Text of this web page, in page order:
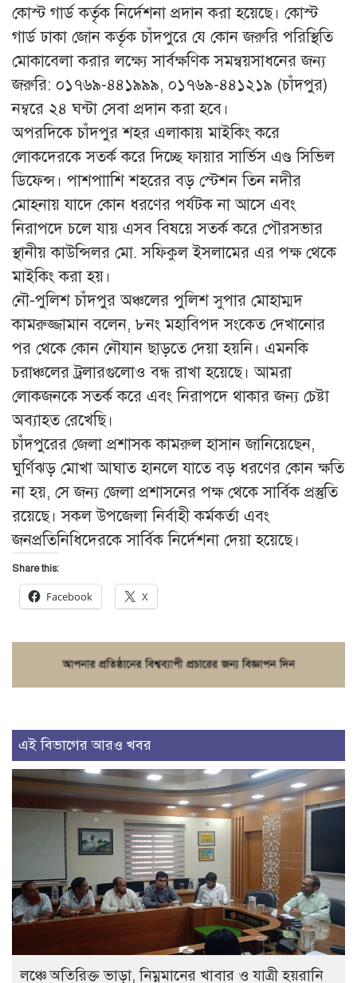
কোস্ট গার্ড কর্তৃক নির্দেশনা প্রদান করা হয়েছে। কোস্ট
গার্ড ঢাকা জোন কর্তৃক চাঁদপুরে যে কোন জরুরি পরিস্থিতি
মোকাবেলা করার লক্ষ্যে সার্বক্ষণিক সমন্বয়সাধনের জন্য
জরুরি: ০১৭৬৯-৪৪১৯৯৯, ০১৭৬৯-৪৪১২১৯ (চাঁদপুর)
নম্বরে ২৪ ঘন্টা সেবা প্রদান করা হবে।
অপরদিকে চাঁদপুর শহর এলাকায় মাইকিং করে
লোকদেরকে সতর্ক করে দিচ্ছে ফায়ার সার্ভিস এণ্ড সিভিল
ডিফেন্স। পাশপাাশি শহরের বড় স্টেশন তিন নদীর
মোহনায় যাদে কোন ধরণের পর্যটক না আসে এবং
নিরাপদে চলে যায় এসব বিষয়ে সতর্ক করে পৌরসভার
স্থানীয় কাউন্সিলর মো. সফিকুল ইসলামের এর পক্ষ থেকে
মাইকিং করা হয়।
নৌ-পুলিশ চাঁদপুর অঞ্চলের পুলিশ সুপার মোহাম্মদ
কামরুজ্জামান বলেন, ৮নং মহাবিপদ সংকেত দেখানোর
পর থেকে কোন নৌযান ছাড়তে দেয়া হয়নি। এমনকি
চরাঞ্চলের ট্রলারগুলোও বন্ধ রাখা হয়েছে। আমরা
লোকজনকে সতর্ক করে এবং নিরাপদে থাকার জন্য চেষ্টা
অব্যাহত রেখেছি।
চাঁদপুরের জেলা প্রশাসক কামরুল হাসান জানিয়েছেন,
ঘুর্ণিঝড় মোখা আঘাত হানলে যাতে বড় ধরণের কোন ক্ষতি
না হয়, সে জন্য জেলা প্রশাসনের পক্ষ থেকে সার্বিক প্রস্তুতি
রয়েছে। সকল উপজেলা নির্বাহী কর্মকর্তা এবং
জনপ্রতিনিধিদেরকে সার্বিক নির্দেশনা দেয়া হয়েছে।
Share this:
Facebook X
এই বিভাগের আরও খবর
লঞ্চে অতিরিক্ত ভাড়া, নিম্নমানের খাবার ও যাত্রী হয়রানি